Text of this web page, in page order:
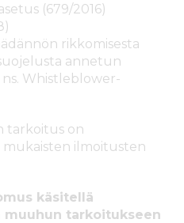
(679/2016)
rikkomisesta
annetun
ns. Whistleblower-
tarkoitus on
ilmoitusten
käsitellä
tarkoitukseen